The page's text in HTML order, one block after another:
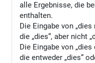
alle Ergebnisse, die
enthalten.
Die Eingabe von „dies
die „dies“, aber nicht
Die Eingabe von „dies
die entweder „dies“